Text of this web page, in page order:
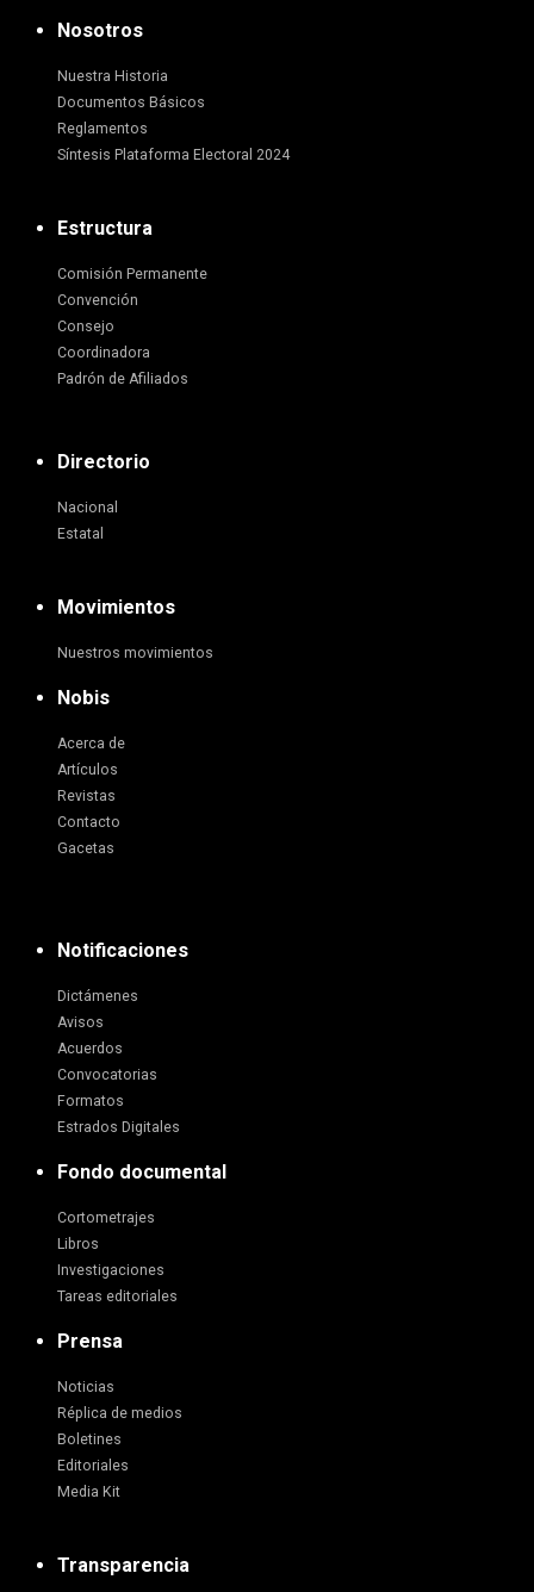
Nosotros
Nuestra Historia
Documentos Básicos
Reglamentos
Síntesis Plataforma Electoral 2024
Estructura
Comisión Permanente
Convención
Consejo
Coordinadora
Padrón de Afiliados
Directorio
Nacional
Estatal
Movimientos
Nuestros movimientos
Nobis
Acerca de
Artículos
Revistas
Contacto
Gacetas
Notificaciones
Dictámenes
Avisos
Acuerdos
Convocatorias
Formatos
Estrados Digitales
Fondo documental
Cortometrajes
Libros
Investigaciones
Tareas editoriales
Prensa
Noticias
Réplica de medios
Boletines
Editoriales
Media Kit
Transparencia